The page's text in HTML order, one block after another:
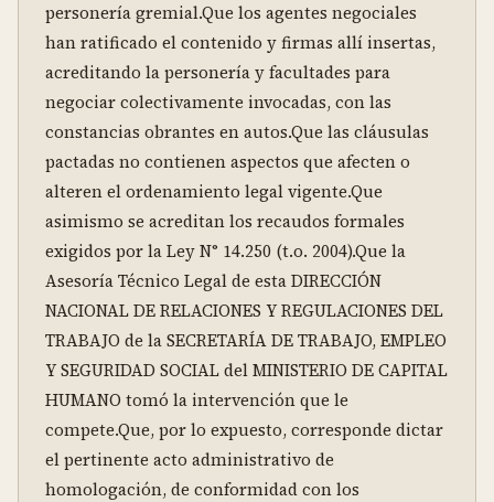
personería gremial.Que los agentes negociales
han ratificado el contenido y firmas allí insertas,
acreditando la personería y facultades para
negociar colectivamente invocadas, con las
constancias obrantes en autos.Que las cláusulas
pactadas no contienen aspectos que afecten o
alteren el ordenamiento legal vigente.Que
asimismo se acreditan los recaudos formales
exigidos por la Ley N° 14.250 (t.o. 2004).Que la
Asesoría Técnico Legal de esta DIRECCIÓN
NACIONAL DE RELACIONES Y REGULACIONES DEL
TRABAJO de la SECRETARÍA DE TRABAJO, EMPLEO
Y SEGURIDAD SOCIAL del MINISTERIO DE CAPITAL
HUMANO tomó la intervención que le
compete.Que, por lo expuesto, corresponde dictar
el pertinente acto administrativo de
homologación, de conformidad con los